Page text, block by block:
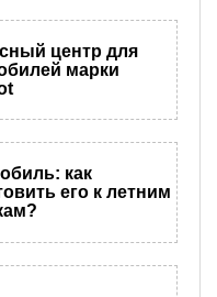
центр для
марки
как
его к летним